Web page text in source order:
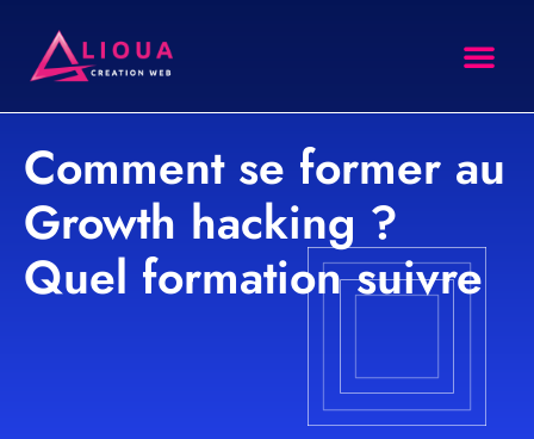
Comment se former au
Growth hacking ?
Quel formation suivre